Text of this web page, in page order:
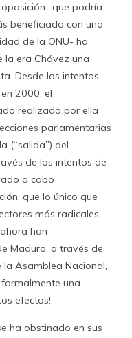
-que podría
beneficiada con una
de la ONU- ha
la era Chávez una
Desde los intentos
2000; el
realizado por ella
parlamentarias
(“salida”) del
de los intentos de
a cabo
que lo único que
más radicales
han
Maduro, a través de
Asamblea Nacional,
formalmente una
efectos!
ha obstinado en sus